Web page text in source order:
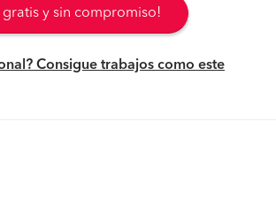
gratis y sin compromiso!
Consigue trabajos como este